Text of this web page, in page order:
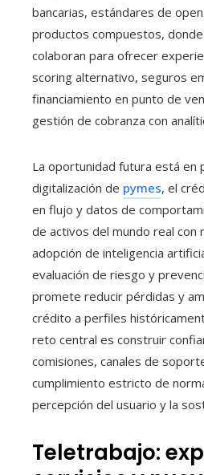
bancarias, estándares de
productos compuestos,
colaboran para ofrecer
scoring alternativo, seguros
financiamiento en punto de
gestión de cobranza con
La oportunidad futura está en
digitalización de pymes, el
en flujo y datos de
de activos del mundo real con
adopción de inteligencia
evaluación de riesgo y
promete reducir pérdidas y
crédito a perfiles
reto central es construir
comisiones, canales de
cumplimiento estricto de
percepción del usuario y la
Teletrabajo: